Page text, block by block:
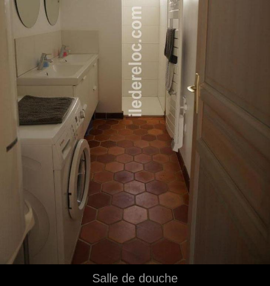
Salle de douche